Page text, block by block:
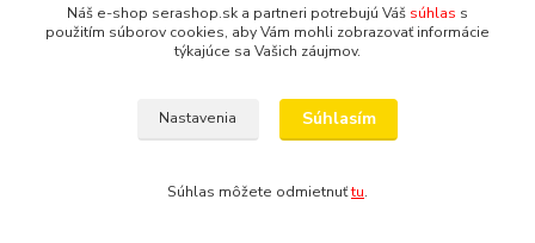
akvaria@akvaria.sk
Copyright: AkvaShop s.r.o. • 1999 - 2024 • IBAN: SK9583300000002201237425
Náš e-shop serashop.sk a partneri potrebujú Váš súhlas s
použitím súborov cookies, aby Vám mohli zobrazovať informácie
týkajúce sa Vašich záujmov.
Nastavenia Súhlasím
Súhlas môžete odmietnuťtu.